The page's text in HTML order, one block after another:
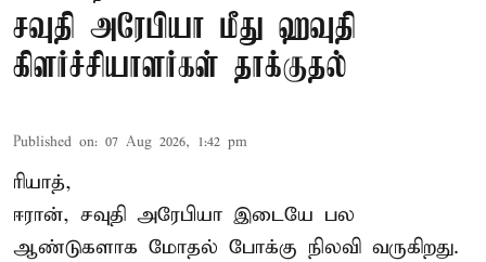
சவுதி அரேபியா மீது ஹவுதி
கிளர்ச்சியாளர்கள் தாக்குதல்
Published on: 07 Aug 2026, 1:42 pm
ரியாத்,
ஈரான், சவுதி அரேபியா இடையே பல
ஆண்டுகளாக மோதல் போக்கு நிலவி வருகிறது.